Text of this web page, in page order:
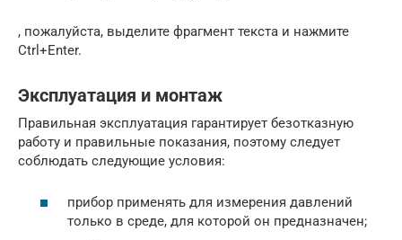
, пожалуйста, выделите фрагмент текста и нажмите
Ctrl+Enter.
Эксплуатация и монтаж
Правильная эксплуатация гарантирует безотказную
работу и правильные показания, поэтому следует
соблюдать следующие условия:
прибор применять для измерения давлений
только в среде, для которой он предназначен;